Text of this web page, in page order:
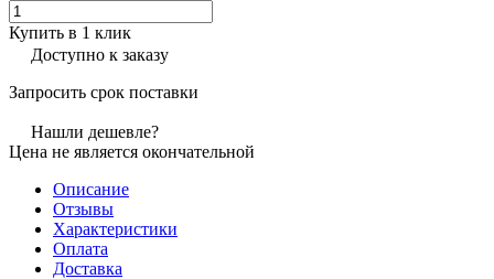
Купить в 1 клик
Доступно к заказу
Запросить срок поставки
Нашли дешевле?
Цена не является окончательной
Описание
Отзывы
Характеристики
Оплата
Доставка